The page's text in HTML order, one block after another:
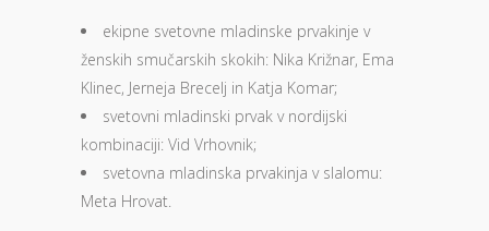
ekipne svetovne mladinske prvakinje v
ženskih smučarskih skokih: Nika Križnar, Ema
Klinec, Jerneja Brecelj in Katja Komar;
svetovni mladinski prvak v nordijski
kombinaciji: Vid Vrhovnik;
svetovna mladinska prvakinja v slalomu:
Meta Hrovat.